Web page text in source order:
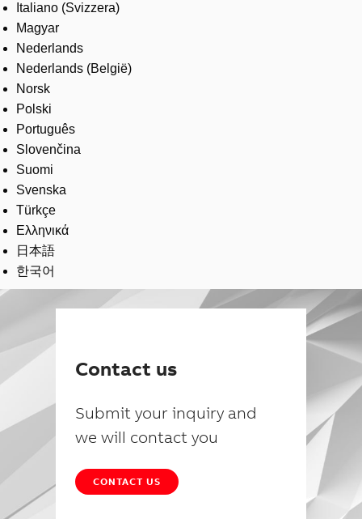
Italiano (Svizzera)
Magyar
Nederlands
Nederlands (België)
Norsk
Polski
Português
Slovenčina
Suomi
Svenska
Türkçe
Ελληνικά
日本語
한국어
Contact us
Submit your inquiry and
we will contact you
CONTACT US